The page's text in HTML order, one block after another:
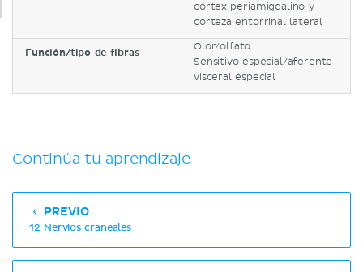
córtex periamigdalino y
corteza entorrinal lateral
Función/tipo de fibras
Olor/olfato
Sensitivo especial/aferente
visceral especial
Continúa tu aprendizaje
PREVIO
12 Nervios craneales